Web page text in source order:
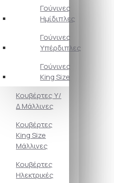
Γούνινες
Ημίδιπλες
Γούνινες
Υπέρδιπλες
Γούνινες
King Size
Κουβέρτες Υ/
Δ Μάλλινες
Κουβέρτες
King Size
Μάλλινες
Κουβέρτες
Ηλεκτρικές